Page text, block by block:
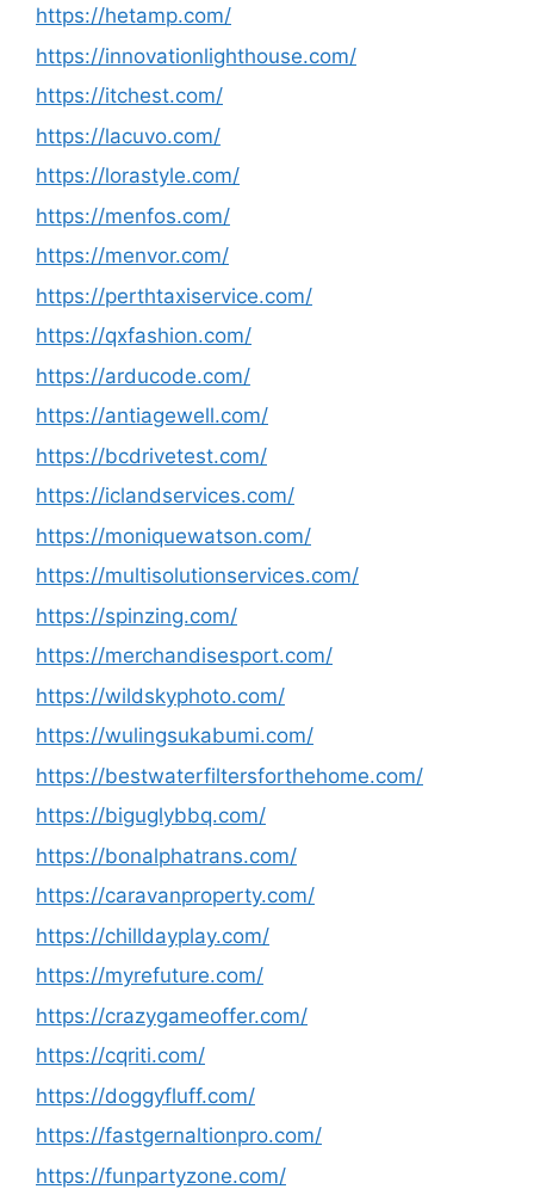
https://hetamp.com/
https://innovationlighthouse.com/
https://itchest.com/
https://lacuvo.com/
https://lorastyle.com/
https://menfos.com/
https://menvor.com/
https://perthtaxiservice.com/
https://qxfashion.com/
https://arducode.com/
https://antiagewell.com/
https://bcdrivetest.com/
https://iclandservices.com/
https://moniquewatson.com/
https://multisolutionservices.com/
https://spinzing.com/
https://merchandisesport.com/
https://wildskyphoto.com/
https://wulingsukabumi.com/
https://bestwaterfiltersforthehome.com/
https://biguglybbq.com/
https://bonalphatrans.com/
https://caravanproperty.com/
https://chilldayplay.com/
https://myrefuture.com/
https://crazygameoffer.com/
https://cqriti.com/
https://doggyfluff.com/
https://fastgernaltionpro.com/
https://funpartyzone.com/